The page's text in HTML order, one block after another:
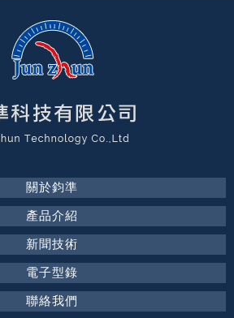
關於鈞準
產品介紹
新聞技術
電子型錄
聯絡我們